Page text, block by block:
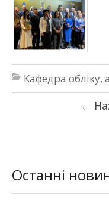
Кафедра обліку,
←
Останні